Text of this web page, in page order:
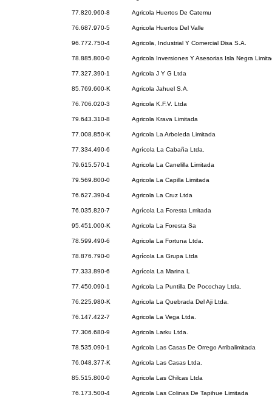
77.820.960-8 Agricola Huertos De Catemu
76.687.970-5 Agricola Huertos Del Valle
96.772.750-4 Agricola, Industrial Y Comercial Disa S.A.
78.885.800-0 Agricola Inversiones Y Asesorias Isla Negra
77.327.390-1 Agricola J Y G Ltda
85.769.600-K Agricola Jahuel S.A.
76.706.020-3 Agricola K.F.V. Ltda
79.643.310-8 Agricola Krava Limitada
77.008.850-K Agricola La Arboleda Limitada
77.334.490-6 Agrícola La Cabaña Ltda.
79.615.570-1 Agricola La Canelilla Limitada
79.569.800-0 Agricola La Capilla Limitada
76.627.390-4 Agricola La Cruz Ltda
76.035.820-7 Agrícola La Foresta Lmitada
95.451.000-K Agricola La Foresta Sa
78.599.490-6 Agricola La Fortuna Ltda.
78.876.790-0 Agrícola La Grupa Ltda
77.333.890-6 Agrícola La Marina L
77.450.090-1 Agricola La Puntilla De Pocochay Ltda.
76.225.980-K Agricola La Quebrada Del Aji Ltda.
76.147.422-7 Agricola La Vega Ltda.
77.306.680-9 Agricola Larku Ltda.
78.535.090-1 Agricola Las Casas De Orrego Arribalimitada
76.048.377-K Agricola Las Casas Ltda.
85.515.800-0 Agricola Las Chilcas Ltda
76.173.500-4 Agricola Las Colinas De Tapihue Limitada